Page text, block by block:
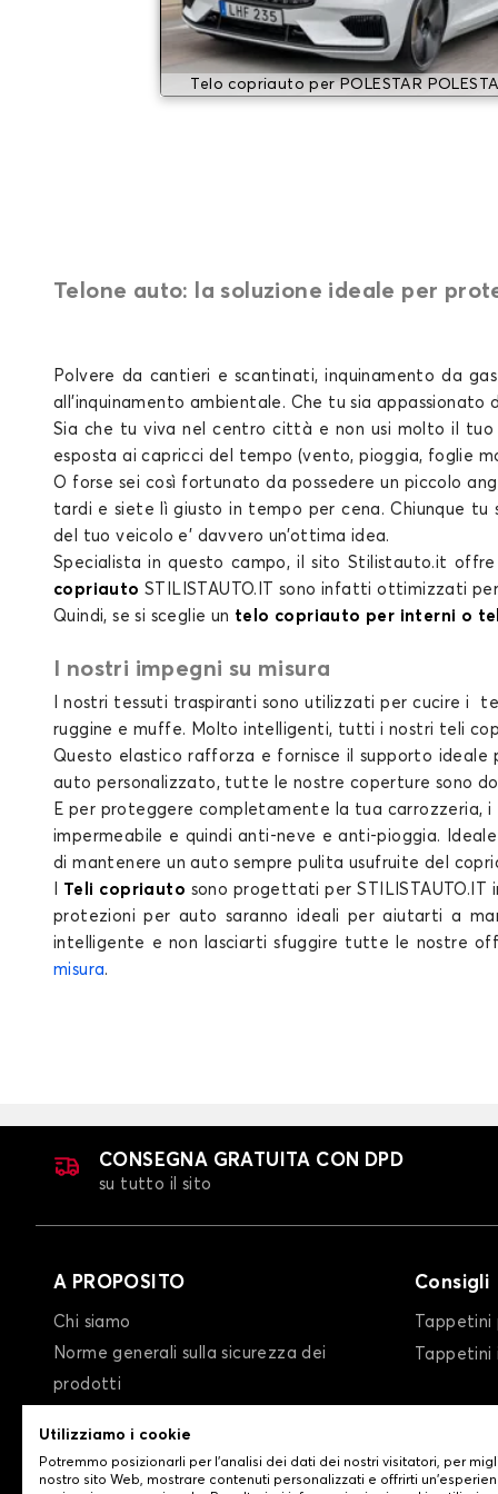
Telo copriauto per POLESTAR
Telone auto: la soluzione ideale per
Polvere da cantieri e scantinati, inquinamento da
all'inquinamento ambientale. Che tu sia
Sia che tu viva nel centro città e non usi molto il
esposta ai capricci del tempo (vento, pioggia, foglie
O forse sei così fortunato da possedere un piccolo
tardi e siete lì giusto in tempo per cena. Chiunque tu
del tuoveicolo e’ davvero un’ottima idea.
Specialista in questo campo, ilsito Stilistauto.it
copriauto STILISTAUTO.ITsono infatti ottimizzati
Quindi, se si sceglie un telo copriauto per interni o
I nostri impegni su misura
I nostri tessuti traspiranti sono utilizzati per cucire i
ruggine e muffe. Molto intelligenti, tutti i nostri teli
Questo elastico rafforza e fornisce il supporto ideale
auto personalizzato, tutte le nostre coperture sono
E per proteggere completamente la tua carrozzeria, i
impermeabile e quindi anti-neve e anti-pioggia.
di mantenere un auto sempre pulita usufruite del
Teli copriauto sono progettati per
protezioni per auto saranno ideali per aiutarti a
intelligente e non lasciarti sfuggire tutte le nostre
misura.
CONSEGNA GRATUITA CON DPD
su tutto il sito
A PROPOSITO
Chi siamo
Norme generali sulla sicurezza dei
prodotti
Contattaci
Consigli
Utilizziamo i cookie
Potremmo posizionarli per l'analisi dei dati dei nostri visitatori, per
nostro sito Web, mostrare contenuti personalizzati e offrirti